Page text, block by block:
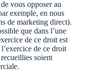
vous opposer au
exemple, en nous
de marketing direct).
que dans l’une
de ce droit est
de ce droit
soient